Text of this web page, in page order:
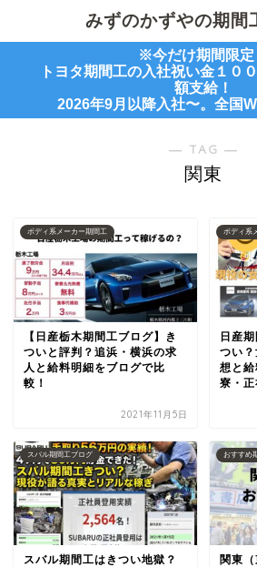
みずのかずやの期間
※今だけ期間限定
トヨタ期間工の入社祝い金１０
額支給！
2026年9月以降入社〜。全国
― TAG ―
関東
ボディ系メーカー期間工
【日産栃木期間工ブログ】き
ついと評判？追浜・横浜の求
人と給料明細をブログで比
較！
2021年11月5日
ボディ系
日産
つい
想と給
寮・正
スバル期間工ブログ
スバル期間工はきつい地獄？
おすすめ
関東